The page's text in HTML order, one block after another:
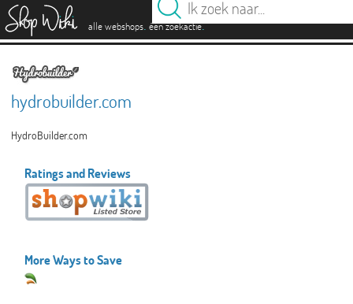
alle webshops. één zoekactie.
hydrobuilder.com
HydroBuilder.com
Ratings and Reviews
More Ways to Save